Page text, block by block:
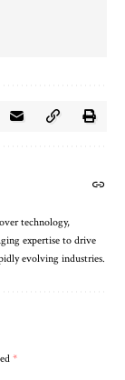
technology,
expertise to drive
evolving industries.
*